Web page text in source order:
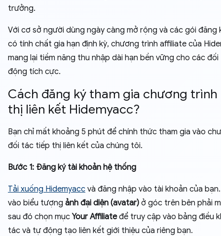
trưởng.
Với cơ sở người dùng ngày càng mở rộng và các gói đăng
có tính chất gia hạn định kỳ, chương trình affiliate của
mang lại tiềm năng thu nhập dài hạn bền vững cho các
động tích cực.
Cách đăng ký tham gia chương trình
thị liên kết Hidemyacc?
Bạn chỉ mất khoảng 5 phút để chính thức tham gia vào
đối tác tiếp thị liên kết của chúng tôi.
Bước 1: Đăng ký tài khoản hệ thống
Tải xuống Hidemyacc và đăng nhập vào tài khoản của
vào biểu tượng ảnh đại diện (avatar) ở góc trên bên phải
sau đó chọn mục Your Affiliateđể truy cập vào bảng điều
tác và tự động tạo liên kết giới thiệu của riêng bạn.